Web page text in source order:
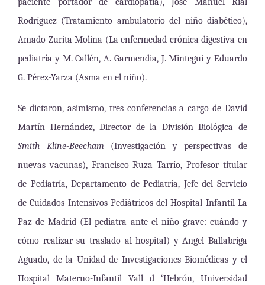
Rodríguez (Tratamiento ambulatorio del niño diabético),
Amado Zurita Molina (La enfermedad crónica digestiva en
pediatría y M. Callén, A. Garmendia, J. Mintegui y Eduardo
G. Pérez-Yarza (Asma en el niño).
Se dictaron, asimismo, tres conferencias a cargo de David
Martín Hernández, Director de la División Biológica de
Smith Kline-Beecham (Investigación y perspectivas de
nuevas vacunas), Francisco Ruza Tarrío, Profesor titular
de Pediatría, Departamento de Pediatría, Jefe del Servicio
de Cuidados Intensivos Pediátricos del Hospital Infantil La
Paz de Madrid (El pediatra ante el niño grave: cuándo y
cómo realizar su traslado al hospital) y Angel Ballabriga
Aguado, de la Unidad de Investigaciones Biomédicas y el
Hospital Materno-Infantil Vall d ‘Hebrón, Universidad